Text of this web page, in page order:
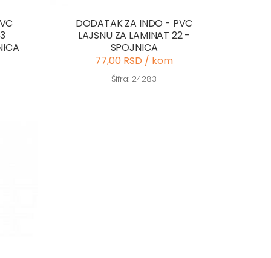
DODATAK ZA INDO - PVC
LAJSNU ZA LAMINAT 22 -
SPOJNICA
77,00 RSD / kom
Šifra: 24283